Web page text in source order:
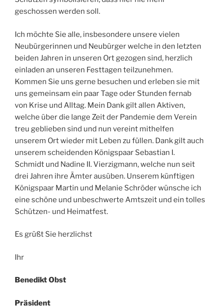
geschossen werden soll.
Ich möchte Sie alle, insbesondere unsere vielen
Neubürgerinnen und Neubürger welche in den letzten
beiden Jahren in unseren Ort gezogen sind, herzlich
einladen an unseren Festtagen teilzunehmen.
Kommen Sie uns gerne besuchen und erleben sie mit
uns gemeinsam ein paar Tage oder Stunden fernab
von Krise und Alltag. Mein Dank gilt allen Aktiven,
welche über die lange Zeit der Pandemie dem Verein
treu geblieben sind und nun vereint mithelfen
unserem Ort wieder mit Leben zu füllen. Dank gilt auch
unserem scheidenden Königspaar Sebastian I.
Schmidt und Nadine II. Vierzigmann, welche nun seit
drei Jahren ihre Ämter ausüben. Unserem künftigen
Königspaar Martin und Melanie Schröder wünsche ich
eine schöne und unbeschwerte Amtszeit und ein tolles
Schützen- und Heimatfest.
Es grüßt Sie herzlichst
Ihr
Benedikt Obst
Präsident